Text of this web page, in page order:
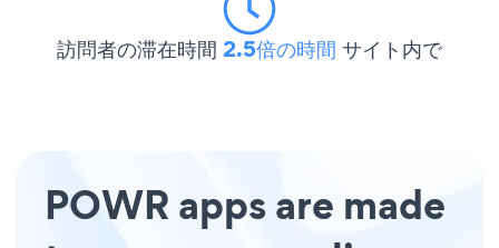
訪問者の滞在時間 2.5倍の時間 サイト内で
POWR apps are made